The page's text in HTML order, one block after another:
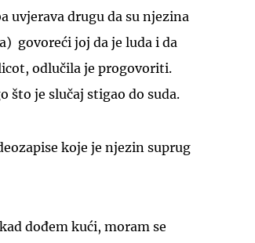
uvjerava drugu da su njezina
govoreći joj da je luda i da
odlučila je progovoriti.
što je slučaj stigao do suda.
koje je njezin suprug
dođem kući, moram se